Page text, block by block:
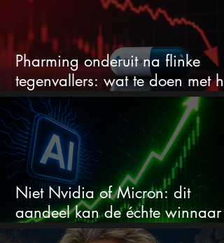
Pharming onderuit na flinke
tegenvallers: wat te doen met
aandeel?
Niet Nvidia of Micron: dit
aandeel kan de échte winnaar
van de AI-race worden